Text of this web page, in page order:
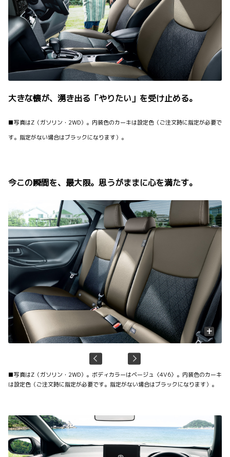
大きな懐が、湧き出る「やりたい」を受け止める。
■写真はZ（ガソリン・2WD）。内装色のカーキは設定色（ご注文時に指定が必要で
す。指定がない場合はブラックになります）。
今この瞬間を、最大限。思うがままに心を満たす。
+
■写真はZ（ガソリン・2WD）。ボディカラーはベージュ〈4V6〉。内装色のカーキ
は設定色（ご注文時に指定が必要です。指定がない場合はブラックになります）。